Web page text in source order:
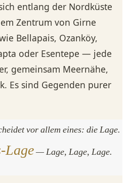
entlang der Nordküste
Zentrum von Girne
Bellapais, Ozanköy,
oder Esentepe — jede
gemeinsam Meernähe,
Es sind Gegenden purer
vor allem eines: die Lage.
Lage— Lage, Lage, Lage.